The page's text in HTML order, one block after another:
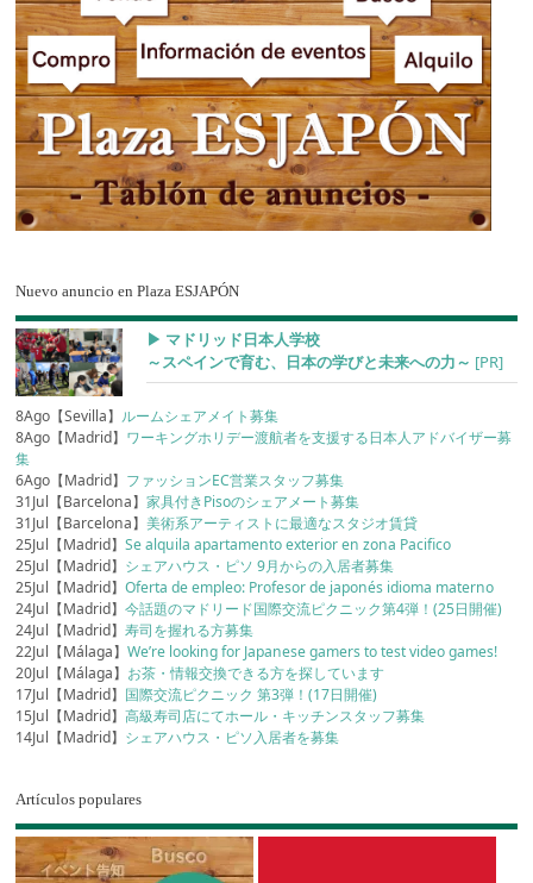
Nuevo anuncio en Plaza ESJAPÓN
▶︎ マドリッド日本人学校
～スペインで育む、日本の学びと未来への力～ [PR]
8Ago【Sevilla】 ルームシェアメイト募集
8Ago【Madrid】 ワーキングホリデー渡航者を支援する日本人アドバイザー募
集
6Ago【Madrid】 ファッションEC営業スタッフ募集
31Jul【Barcelona】家具付きPisoのシェアメート募集
31Jul【Barcelona】美術系アーティストに最適なスタジオ賃貸
25Jul【Madrid】Se alquila apartamento exterior en zona Pacifico
25Jul【Madrid】 シェアハウス・ピソ 9月からの入居者募集
25Jul【Madrid】Oferta de empleo: Profesor de japonés idioma materno
24Jul【Madrid】今話題のマドリード国際交流ピクニック第4弾！(25日開催)
24Jul【Madrid】寿司を握れる方募集
22Jul【Málaga】We’re looking for Japanese gamers to test video games!
20Jul【Málaga】 お茶・情報交換できる方を探しています
17Jul【Madrid】 国際交流ピクニック 第3弾！(17日開催)
15Jul【Madrid】高級寿司店にてホール・キッチンスタッフ募集
14Jul【Madrid】 シェアハウス・ピソ入居者を募集
Artículos populares